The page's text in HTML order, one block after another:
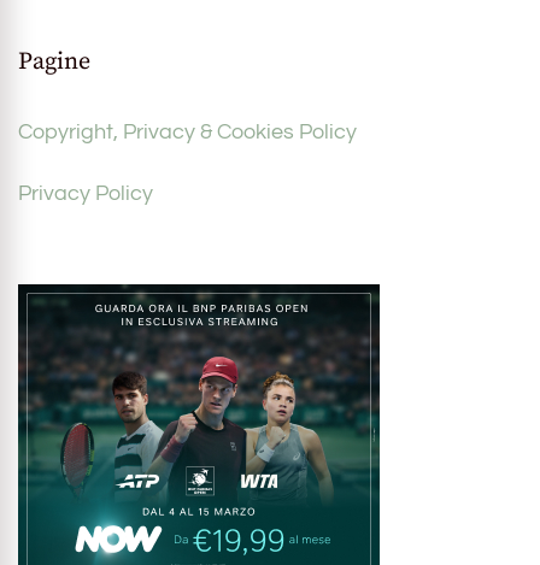
Pagine
Copyright, Privacy & Cookies Policy
Privacy Policy